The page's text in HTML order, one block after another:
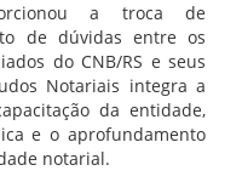
a troca de
de dúvidas entre os
do CNB/RS e seus
Notariais integra a
da entidade,
e o aprofundamento
notarial.